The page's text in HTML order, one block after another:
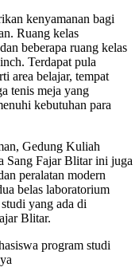
kenyamanan bagi
Ruang kelas
beberapa ruang kelas
Terdapat pula
area belajar, tempat
tenis meja yang
kebutuhan para
Gedung Kuliah
Sang Fajar Blitar ini juga
peralatan modern
belas laboratorium
yang ada di
Blitar.
program studi